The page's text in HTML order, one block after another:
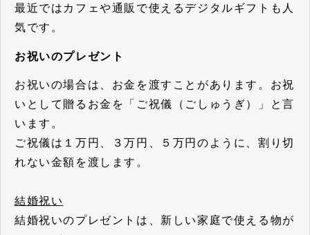
最近ではカフェや通販で使えるデジタルギフトも人
気です。
お祝いのプレゼント
お祝いの場合は、お金を渡すことがあります。お祝
いとして贈るお金を「ご祝儀（ごしゅうぎ）」と言
います。
ご祝儀は１万円、３万円、５万円のように、割り切
れない金額を渡します。
結婚祝い
結婚祝いのプレゼントは、新しい家庭で使える物が